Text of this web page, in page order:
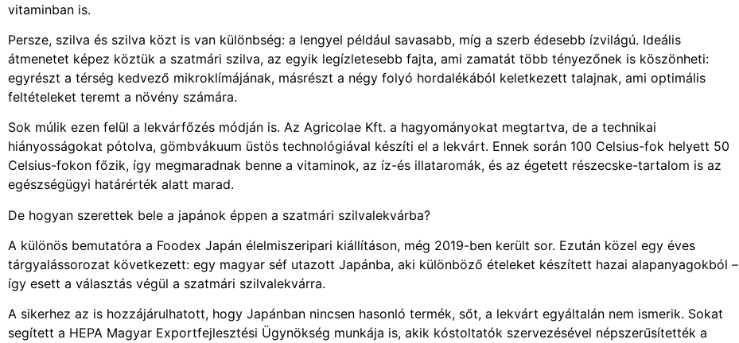
vitaminban is.
Persze, szilva és szilva közt is van különbség: a lengyel például savasabb, míg a szerb édesebb ízvilágú. Ideális
átmenetet képez köztük a szatmári szilva, az egyik legízletesebb fajta, ami zamatát több tényezőnek is köszönheti:
egyrészt a térség kedvező mikroklímájának, másrészt a négy folyó hordalékából keletkezett talajnak, ami optimális
feltételeket teremt a növény számára.
Sok múlik ezen felül a lekvárfőzés módján is. Az Agricolae Kft. a hagyományokat megtartva, de a technikai
hiányosságokat pótolva, gömbvákuum üstös technológiával készíti el a lekvárt. Ennek során 100 Celsius-fok helyett 50
Celsius-fokon főzik, így megmaradnak benne a vitaminok, az íz-és illataromák, és az égetett részecske-tartalom is az
egészségügyi határérték alatt marad.
De hogyan szerettek bele a japánok éppen a szatmári szilvalekvárba?
A különös bemutatóra a Foodex Japán élelmiszeripari kiállításon, még 2019-ben került sor. Ezután közel egy éves
tárgyalássorozat következett: egy magyar séf utazott Japánba, aki különböző ételeket készített hazai alapanyagokból –
így esett a választás végül a szatmári szilvalekvárra.
A sikerhez az is hozzájárulhatott, hogy Japánban nincsen hasonló termék, sőt, a lekvárt egyáltalán nem ismerik. Sokat
segített a HEPA Magyar Exportfejlesztési Ügynökség munkája is, akik kóstoltatók szervezésével népszerűsítették a